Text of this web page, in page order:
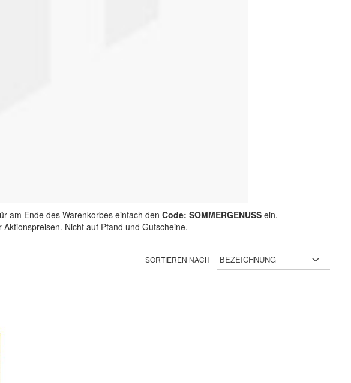
am Ende des Warenkorbes einfach den Code: SOMMERGENUSSein.
Nicht auf Pfand und Gutscheine.
SORTIEREN NACH